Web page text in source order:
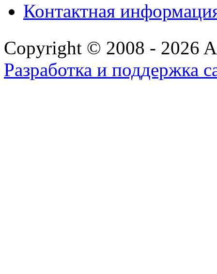
Контактная
Copyright © 2008 - 2026
Разработка и поддержка